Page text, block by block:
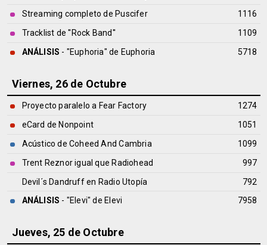
Streaming completo de Puscifer
1116
Tracklist de ''Rock Band''
1109
ANÁLISIS - "Euphoria" de Euphoria 5718
Viernes, 26 de Octubre
Proyecto paralelo a Fear Factory
1274
eCard de Nonpoint
1051
Acústico de Coheed And Cambria
1099
Trent Reznor igual que Radiohead
997
Devil´s Dandruff en Radio Utopía
792
ANÁLISIS - "Elevi" de Elevi 7958
Jueves, 25 de Octubre